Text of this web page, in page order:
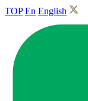
TOP En English